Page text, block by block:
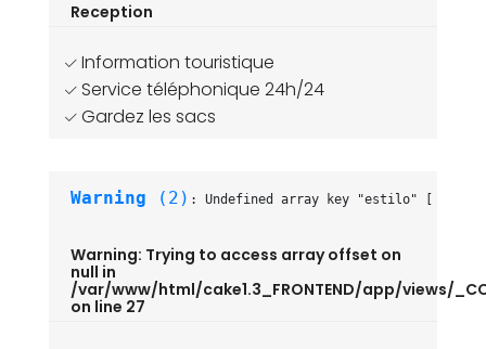
Reception
Information touristique
Service téléphonique 24h/24
Gardez les sacs
Warning (2) : Undefined array key "estilo" [
Warning: Trying to access array offset on
null in
/var/www/html/cake1.3_FRONTEND/app/views/
on line 27